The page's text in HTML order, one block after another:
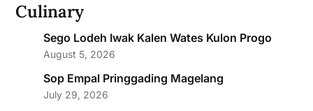
Culinary
Sego Lodeh Iwak Kalen Wates Kulon Progo
August 5, 2026
Sop Empal Pringgading Magelang
July 29, 2026